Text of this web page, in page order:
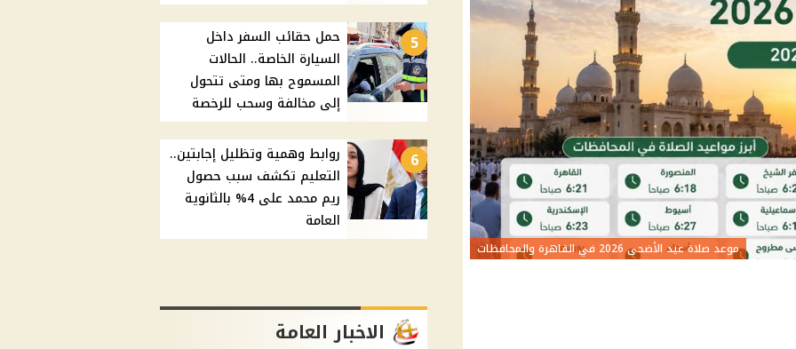
موعد صلاة عيد الأضحى 2026 في القاهرة والمحافظات
5
حمل حقائب السفر داخل
السيارة الخاصة.. الحالات
المسموح بها ومتى تتحول
إلى مخالفة وسحب للرخصة
6
روابط وهمية وتظليل إجابتين..
التعليم تكشف سبب حصول
ريم محمد على 4% بالثانوية
العامة
الاخبار العامة